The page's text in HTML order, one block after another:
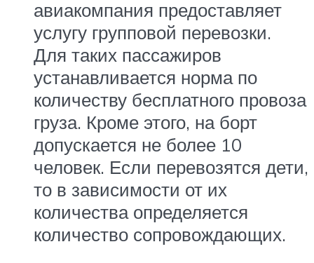
авиакомпания предоставляет
услугу групповой перевозки.
Для таких пассажиров
устанавливается норма по
количеству бесплатного провоза
груза. Кроме этого, на борт
допускается не более 10
человек. Если перевозятся дети,
то в зависимости от их
количества определяется
количество сопровождающих.